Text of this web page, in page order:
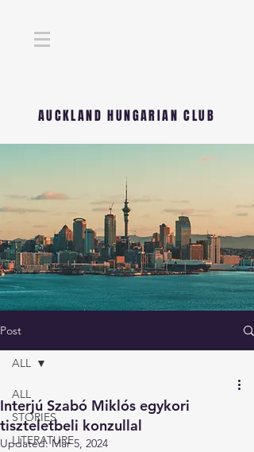
AUCKLAND HUNGARIAN CLUB
Post
ALL
STORIES
LITERATURE
ALL
Interjú Szabó Miklós egykori
tiszteletbeli konzullal
Updated:Mar 5, 2024